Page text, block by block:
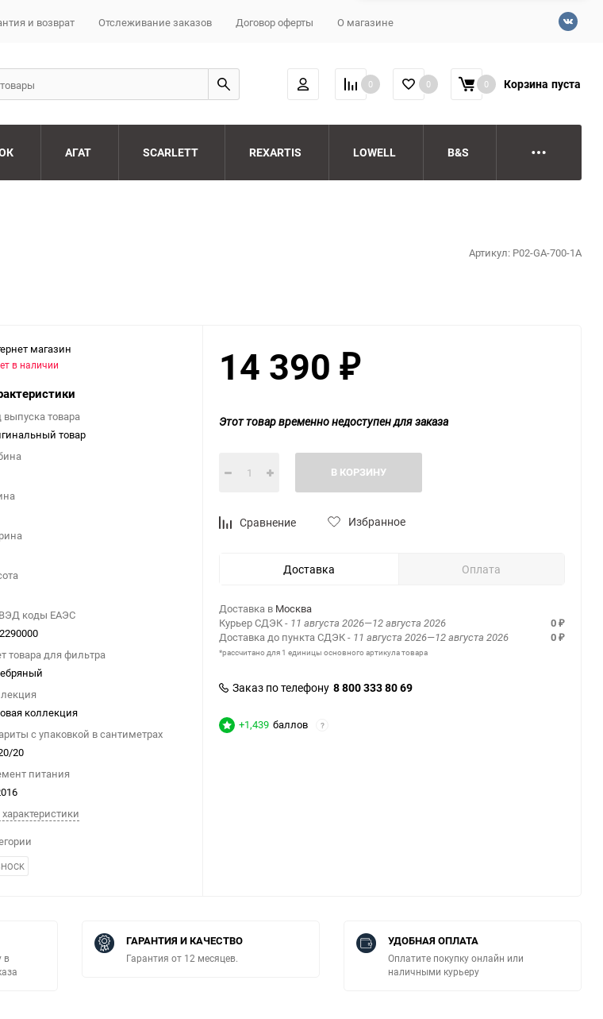
и возврат Отслеживание заказов Договор оферты О магазине
0 0 0 Корзина пуста
АГАТ SCARLETT REXARTIS LOWELL B&S
Артикул: P02-GA-700-1A
магазин
в наличии
выпуска товара
товар
коды ЕАЭС
товара для фильтра
коллекция
с упаковкой в сантиметрах
20
питания
14 390 ₽
Этот товар временно недоступен для заказа
В КОРЗИНУ
Сравнение Избранное
Доставка Оплата
Доставка в Москва
Курьер СДЭК- 11 августа 2026—12 августа 2026 0 ₽
Доставка до пункта СДЭК- 11 августа 2026—12 августа 2026 0 ₽
*рассчитано для 1 единицы основного артикула товара
Заказ по телефону 8 800 333 80 69
+1,439 баллов ?
в
ГАРАНТИЯ И КАЧЕСТВО
Гарантия от 12 месяцев.
УДОБНАЯ ОПЛАТА
Оплатите покупку онлайн или
наличными курьеру